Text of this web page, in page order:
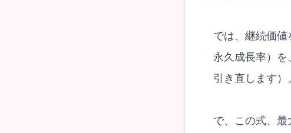
では、継続価
永久成長率）
引き直します）
で、この式、